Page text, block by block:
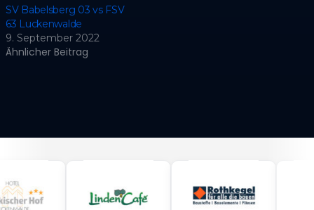
SV Babelsberg 03 vs FSV
63 Luckenwalde
9. September 2022
Ähnlicher Beitrag